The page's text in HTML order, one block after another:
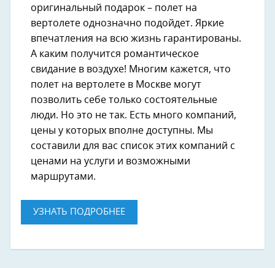
оригинальный подарок – полет на
вертолете однозначно подойдет. Яркие
впечатления на всю жизнь гарантированы.
А каким получится романтическое
свидание в воздухе! Многим кажется, что
полет на вертолете в Москве могут
позволить себе только состоятельные
люди. Но это не так. Есть много компаний,
цены у которых вполне доступны. Мы
составили для вас список этих компаний с
ценами на услуги и возможными
маршрутами.
УЗНАТЬ ПОДРОБНЕЕ